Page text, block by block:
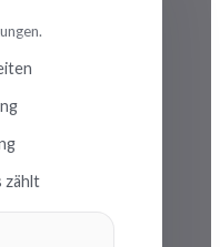
zählt